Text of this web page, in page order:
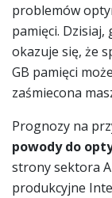
problemów
pamięci. Dzisiaj,
okazuje się, że
GB pamięci
zaśmiecona
Prognozy na
powody do
strony sektora
produkcyjne